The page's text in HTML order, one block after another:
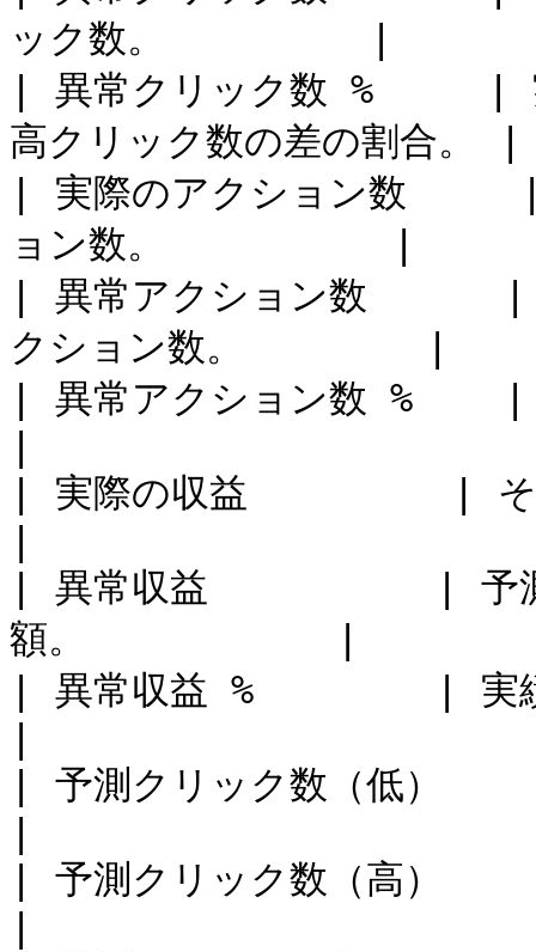
ック数。         |
| 異常クリック数 %     |
高クリック数の差の割合。 |
| 実際のアクション数     |
ョン数。          |
| 異常アクション数      |
クション数。        |
| 異常アクション数 %    |
| 実際の収益         | その
| 異常収益          | 予測
額。           |
| 異常収益 %        | 実績
| 予測クリック数（低）
| 予測クリック数（高）